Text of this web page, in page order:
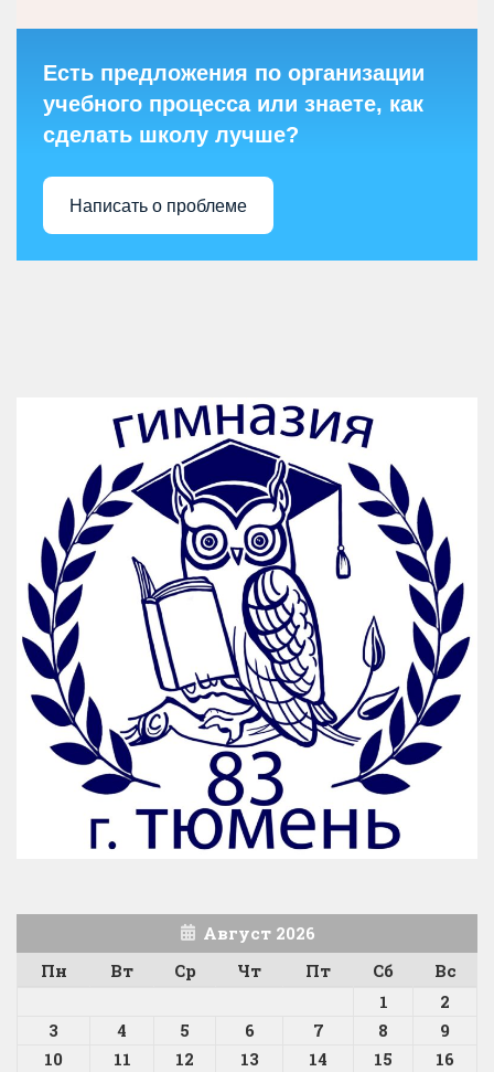
Есть предложения по организации
учебного процесса или знаете, как
сделать школу лучше?
Написать о проблеме
Август 2026
Пн
Вт Ср Чт Пт Сб
Вс
1
2
3
4 5 6 7 8
9
10
11 12 13 14 15
16